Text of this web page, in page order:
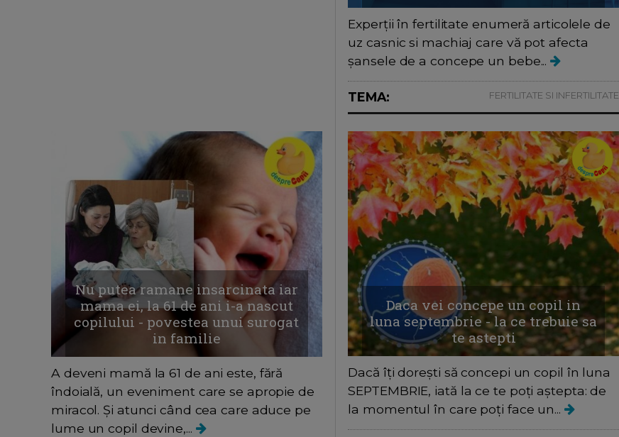
Experții în fertilitate enumeră articolele de
uz casnic si machiaj care vă pot afecta
șansele de a concepe un bebe...
TEMA: FERTILITATE SI INFERTILITATE
Nu putea ramane insarcinata iar
mama ei, la 61 de ani i-a nascut
copilului - povestea unui surogat
in familie
A deveni mamă la 61 de ani este, fără
îndoială, un eveniment care se apropie de
miracol. Și atunci când cea care aduce pe
lume un copil devine,...
Daca vei concepe un copil in
luna septembrie - la ce trebuie sa
te astepti
Dacă îți dorești să concepi un copil în luna
SEPTEMBRIE, iată la ce te poți aștepta: de
la momentul în care poți face un...